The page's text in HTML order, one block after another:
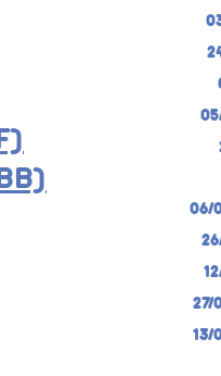
06/
27/
13/